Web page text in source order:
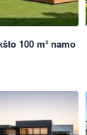
100 m² namo